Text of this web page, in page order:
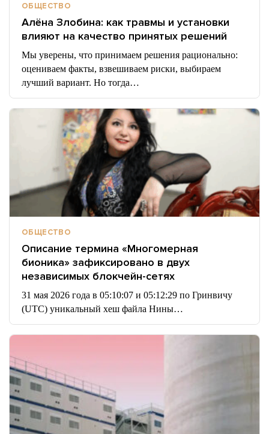
ОБЩЕСТВО
Алёна Злобина: как травмы и установки
влияют на качество принятых решений
Мы уверены, что принимаем решения рационально:
оцениваем факты, взвешиваем риски, выбираем
лучший вариант. Но тогда…
ОБЩЕСТВО
Описание термина «Многомерная
бионика» зафиксировано в двух
независимых блокчейн-сетях
31 мая 2026 года в 05:10:07 и 05:12:29 по Гринвичу
(UTC) уникальный хеш файла Нины…